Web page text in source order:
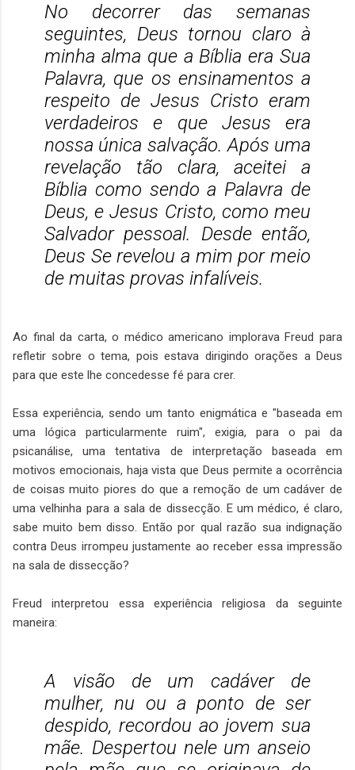
No decorrer das semanas
seguintes, Deus tornou claro à
minha alma que a Bíblia era Sua
Palavra, que os ensinamentos a
respeito de Jesus Cristo eram
verdadeiros e que Jesus era
nossa única salvação. Após uma
revelação tão clara, aceitei a
Bíblia como sendo a Palavra de
Deus, e Jesus Cristo, como meu
Salvador pessoal. Desde então,
Deus Se revelou a mim por meio
de muitas provas infalíveis.
Ao final da carta, o médico americano implorava Freud para
refletir sobre o tema, pois estava dirigindo orações a Deus
para que este lhe concedesse fé para crer.
Essa experiência, sendo um tanto enigmática e "baseada em
uma lógica particularmente ruim", exigia, para o pai da
psicanálise, uma tentativa de interpretação baseada em
motivos emocionais, haja vista que Deus permite a ocorrência
de coisas muito piores do que a remoção de um cadáver de
uma velhinha para a sala de dissecção. E um médico, é claro,
sabe muito bem disso. Então por qual razão sua indignação
contra Deus irrompeu justamente ao receber essa impressão
na sala de dissecção?
Freud interpretou essa experiência religiosa da seguinte
maneira:
A visão de um cadáver de
mulher, nu ou a ponto de ser
despido, recordou ao jovem sua
mãe. Despertou nele um anseio